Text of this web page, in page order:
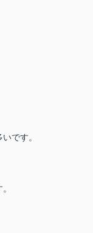
です。